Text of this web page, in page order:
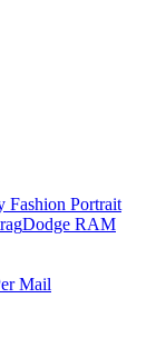
Fashion Portrait
Dodge RAM
Mail